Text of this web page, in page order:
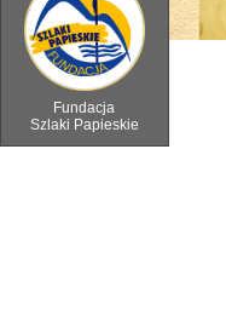
Fundacja
Szlaki Papieskie